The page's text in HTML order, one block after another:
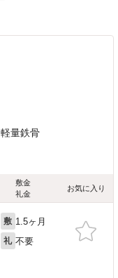
軽量鉄骨
敷金
礼金
お気に入り
敷 1.5ヶ月
礼 不要